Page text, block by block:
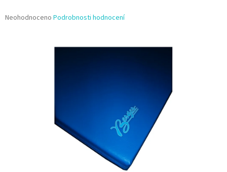
Průměrné
Neohodnoceno Podrobnosti hodnocení